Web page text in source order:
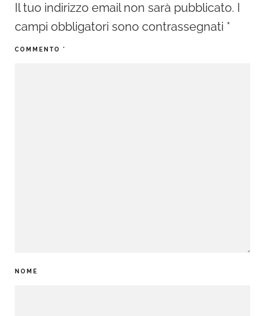
Il tuo indirizzo email non sarà pubblicato. I
campi obbligatori sono contrassegnati *
COMMENTO *
NOME